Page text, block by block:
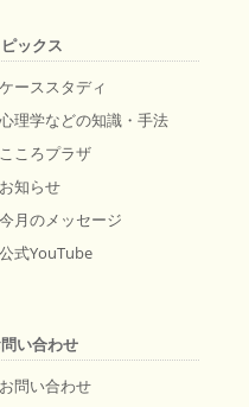
ピックス
ケーススタディ
心理学などの知識・手法
こころプラザ
お知らせ
今月のメッセージ
公式YouTube
い合わせ
お問い合わせ